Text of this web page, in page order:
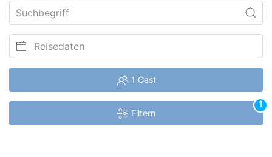
1 Gast
Filtern
1